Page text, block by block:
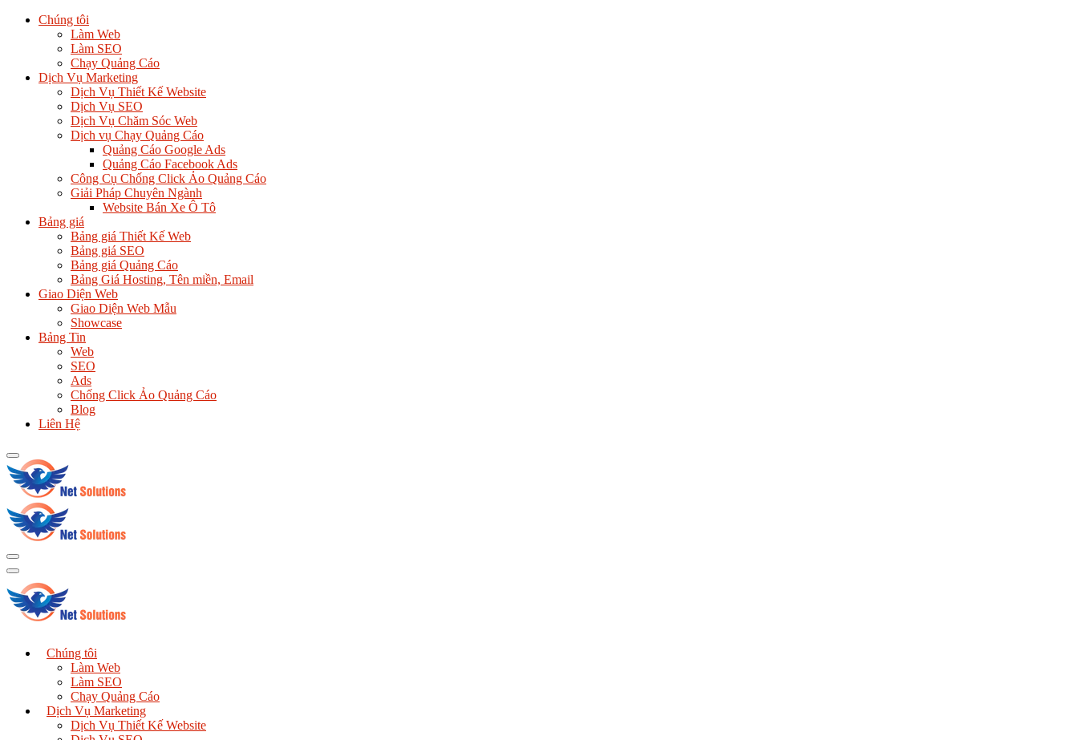
Chúng tôi
Làm Web
Làm SEO
Chạy Quảng Cáo
Dịch Vụ Marketing
Dịch Vụ Thiết Kế Website
Dịch Vụ SEO
Dịch Vụ Chăm Sóc Web
Dịch vụ Chạy Quảng Cáo
Quảng Cáo Google Ads
Quảng Cáo Facebook Ads
Công Cụ Chống Click Ảo Quảng Cáo
Giải Pháp Chuyên Ngành
Website Bán Xe Ô Tô
Bảng giá
Bảng giá Thiết Kế Web
Bảng giá SEO
Bảng giá Quảng Cáo
Bảng Giá Hosting, Tên miền, Email
Giao Diện Web
Giao Diện Web Mẫu
Showcase
Bảng Tin
Web
SEO
Ads
Chống Click Ảo Quảng Cáo
Blog
Liên Hệ
Chúng tôi
Làm Web
Làm SEO
Chạy Quảng Cáo
Dịch Vụ Marketing
Dịch Vụ Thiết Kế Website